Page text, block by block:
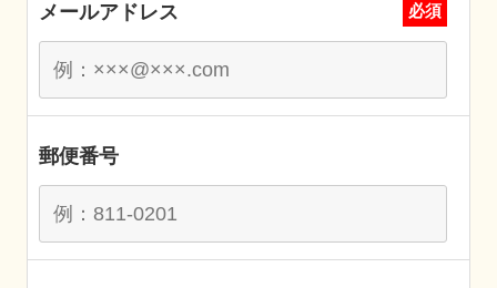
メールアドレス 必須
郵便番号